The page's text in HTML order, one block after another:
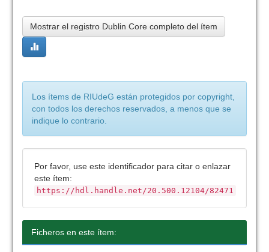
Mostrar el registro Dublin Core completo del ítem
Los ítems de RIUdeG están protegidos por copyright,
con todos los derechos reservados, a menos que se
indique lo contrario.
Por favor, use este identificador para citar o enlazar
este ítem:
https://hdl.handle.net/20.500.12104/82471
Ficheros en este ítem: